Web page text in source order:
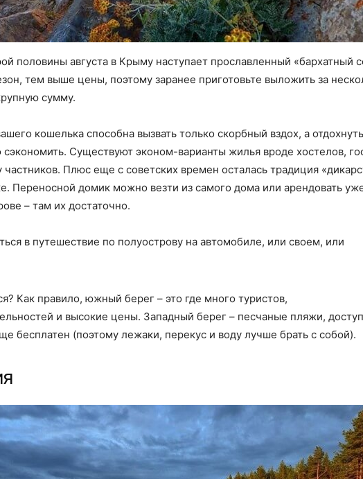
половины августа в Крыму наступает прославленный «бархатный
тем выше цены, поэтому заранее приготовьте выложить за
сумму.
кошелька способна вызвать только скорбный вздох, а
Существуют эконом-варианты жилья вроде хостелов,
частников. Плюс еще с советских времен осталась традиция
Переносной домик можно везти из самого дома или арендовать
– там их достаточно.
в путешествие по полуострову на автомобиле, или своем, или
Как правило, южный берег – это где много туристов,
и высокие цены. Западный берег – песчаные пляжи,
бесплатен (поэтому лежаки, перекус и воду лучше брать с собой).